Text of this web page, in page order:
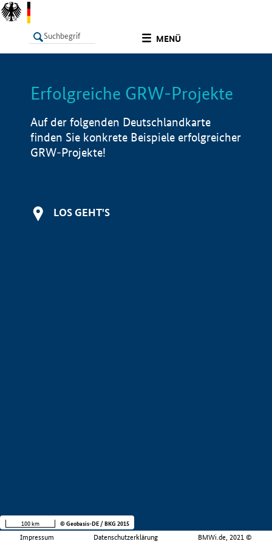
MENÜ
LISTE Info
Erfolgreiche GRW-Projekte
Auf der folgenden Deutschlandkarte
finden Sie konkrete Beispiele erfolgreicher
GRW-Projekte!
LOS GEHT'S
Impressum Datenschutzerklärung BMWi.de, 2021 ©
100 km © Geobasis-DE / BKG 2015